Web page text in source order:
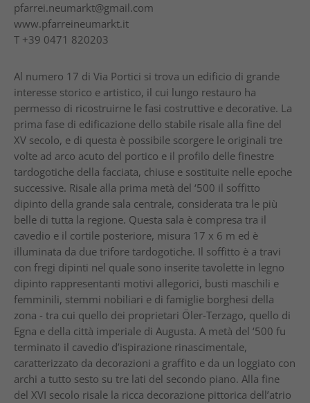
pfarrei.neumarkt@gmail.com
www.pfarreineumarkt.it
T +39 0471 820203
Al numero 17 di Via Portici si trova un edificio di grande
interesse storico e artistico, il cui lungo restauro ha
permesso di ricostruirne le fasi costruttive e decorative. La
prima fase di edificazione dello stabile risale alla fine del
XV secolo, e di questa è possibile scorgere le originali tre
volte ad arco acuto del portico e il profilo delle finestre
tardogotiche della facciata, chiuse e sostituite nelle epoche
successive. Risale alla prima metà del ‘500 il soffitto
dipinto della grande sala centrale, considerata tra le più
belle di tutta la regione. Questa sala è compresa tra il
cavedio e il cortile posteriore, misura 17 x 6 m ed è
illuminata da due trifore tardogotiche. Il soffitto è a travi
con fregi dipinti nel quale sono inserite tavolette in legno
dipinto rappresentanti motivi allegorici, busti maschili e
femminili, stemmi nobiliari e di famiglie borghesi della
zona - tra cui quello dei proprietari Öler-Terzago, quello di
Egna e della città imperiale di Augusta. A metà del ‘500 fu
terminato il cavedio d’ispirazione rinascimentale,
caratterizzato da decorazioni a graffito e da un loggiato con
archi a tutto sesto su tre lati del secondo piano. Alla fine
del XVI secolo risale la ricca decorazione pittorica dell’atrio